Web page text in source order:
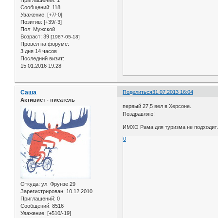
Сообщений: 118
Уважение: [+7/-0]
Позитив: [+39/-3]
Пол: Мужской
Возраст: 39 [1987-05-18]
Провел на форуме:
3 дня 14 часов
Последний визит:
15.01.2016 19:28
Поделиться31.07.2013 16:04
Саша
Активист - писатель
Откуда: ул. Фрунзе 29
Зарегистрирован: 10.12.2010
Приглашений: 0
Сообщений: 8516
Уважение: [+510/-19]
первый 27,5 вел в Херсоне.
Поздравляю!
ИМХО Рама для туризма не подходит.
0